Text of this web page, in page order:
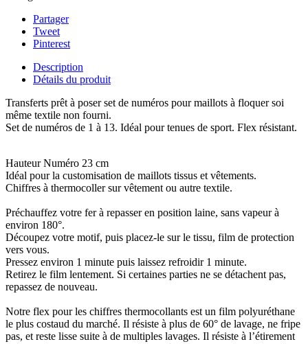
Partager
Tweet
Pinterest
Description
Détails du produit
Transferts prêt à poser set de numéros pour maillots à floquer soi
même textile non fourni.
Set de numéros de 1 à 13. Idéal pour tenues de sport. Flex résistant.
Hauteur Numéro 23 cm
Idéal pour la customisation de maillots tissus et vêtements.
Chiffres à thermocoller sur vêtement ou autre textile.
Préchauffez votre fer à repasser en position laine, sans vapeur à
environ 180°.
Découpez votre motif, puis placez-le sur le tissu, film de protection
vers vous.
Pressez environ 1 minute puis laissez refroidir 1 minute.
Retirez le film lentement. Si certaines parties ne se détachent pas,
repassez de nouveau.
Notre flex pour les chiffres thermocollants est un film polyuréthane
le plus costaud du marché. Il résiste à plus de 60° de lavage, ne fripe
pas, et reste lisse suite à de multiples lavages. Il résiste à l’étirement